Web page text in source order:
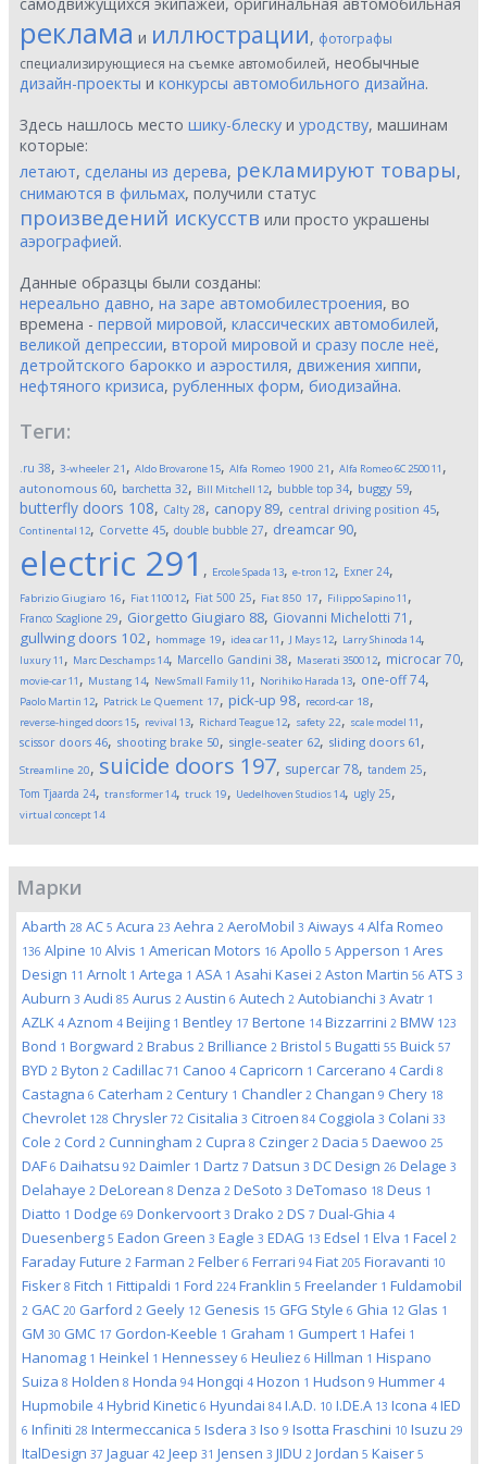
реклама и иллюстрации, фотографы
специализирующиеся на съемке автомобилей, необычные
дизайн-проекты и конкурсы автомобильного дизайна.
Здесь нашлось место шику-блеску и уродству, машинам
которые:
летают, сделаны из дерева, рекламируют товары,
снимаются в фильмах, получили статус
произведений искусств или просто украшены
аэрографией.
Данные образцы были созданы:
нереально давно, на заре автомобилестроения, во
времена - первой мировой, классических автомобилей,
великой депрессии, второй мировой и сразу после неё,
детройтского барокко и аэростиля, движения хиппи,
нефтяного кризиса, рубленных форм, биодизайна.
Теги:
.ru 38, 3-wheeler 21 , Aldo Brovarone15, Alfa Romeo 1900 21 , Alfa Romeo 6C 250011 ,
autonomous 60, barchetta 32, Bill Mitchell 12, bubble top 34, buggy 59,
butterfly doors 108, Calty 28, canopy 89, central driving position 45,
Continental 12, Corvette 45, double bubble 27, dreamcar 90,
electric 291 , Ercole Spada 13, e-tron 12, Exner 24,
Fabrizio Giugiaro 16, Fiat 110012, Fiat 500 25, Fiat 850 17, Filippo Sapino11 ,
Franco Scaglione 29, Giorgetto Giugiaro 88, Giovanni Michelotti 71 ,
gullwing doors 102, hommage 19, idea car11 , J Mays12, Larry Shinoda 14,
luxury11 , Marc Deschamps14, Marcello Gandini 38, Maserati 350012, microcar70,
movie-car11 , Mustang 14, New Small Family11 , Norihiko Harada 13, one-off74,
Paolo Martin 12, Patrick Le Quement 17, pick-up 98, record-car 18,
reverse-hinged doors15, revival 13, Richard Teague12, safety 22, scale model 11 ,
scissor doors 46, shooting brake 50, single-seater 62, sliding doors 61 ,
Streamline 20, suicide doors 197, supercar78, tandem 25,
Tom Tjaarda 24, transformer14, truck 19, Uedelhoven Studios14, ugly 25,
virtual concept14
Марки
Abarth 28 AC 5 Acura 23 Aehra 2 AeroMobil 3 Aiways 4 Alfa Romeo
136 Alpine 10 Alvis 1 American Motors 16 Apollo 5 Apperson 1 Ares
Design 11 Arnolt 1 Artega 1 ASA 1 Asahi Kasei 2 Aston Martin 56 ATS 3
Auburn 3 Audi 85 Aurus 2 Austin 6 Autech 2 Autobianchi 3 Avatr 1
AZLK 4 Aznom 4 Beijing 1 Bentley 17 Bertone 14 Bizzarrini 2 BMW 123
Bond 1 Borgward 2 Brabus 2 Brilliance 2 Bristol 5 Bugatti 55 Buick 57
BYD 2 Byton 2 Cadillac 71 Canoo 4 Capricorn 1 Carcerano 4 Cardi 8
Castagna 6 Caterham 2 Century 1 Chandler 2 Changan 9 Chery 18
Chevrolet 128 Chrysler 72 Cisitalia 3 Citroen 84 Coggiola 3 Colani 33
Cole 2 Cord 2 Cunningham 2 Cupra 8 Czinger 2 Dacia 5 Daewoo 25
DAF 6 Daihatsu 92 Daimler 1 Dartz 7 Datsun 3 DC Design 26 Delage 3
Delahaye 2 DeLorean 8 Denza 2 DeSoto 3 DeTomaso 18 Deus 1
Diatto 1 Dodge 69 Donkervoort 3 Drako 2 DS 7 Dual-Ghia 4
Duesenberg 5 Eadon Green 3 Eagle 3 EDAG 13 Edsel 1 Elva 1 Facel 2
Faraday Future 2 Farman 2 Felber 6 Ferrari 94 Fiat 205 Fioravanti 10
Fisker 8 Fitch 1 Fittipaldi 1 Ford 224 Franklin 5 Freelander 1 Fuldamobil
2 GAC 20 Garford 2 Geely 12 Genesis 15 GFG Style 6 Ghia 12 Glas 1
GM 30 GMC 17 Gordon-Keeble 1 Graham 1 Gumpert 1 Hafei 1
Hanomag 1 Heinkel 1 Hennessey 6 Heuliez 6 Hillman 1 Hispano
Suiza 8 Holden 8 Honda 94 Hongqi 4 Hozon 1 Hudson 9 Hummer 4
Hupmobile 4 Hybrid Kinetic 6 Hyundai 84 I.A.D. 10 I.DE.A 13 Icona 4 IED
6 Infiniti 28 Intermeccanica 5 Isdera 3 Iso 9 Isotta Fraschini 10 Isuzu 29
ItalDesign 37 Jaguar 42 Jeep 31 Jensen 3 JIDU 2 Jordan 5 Kaiser 5